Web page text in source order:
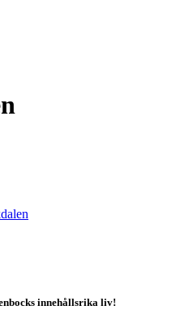
innehållsrika liv!